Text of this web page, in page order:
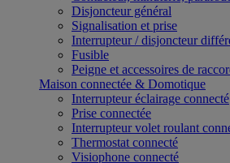
Disjoncteur général
Signalisation et prise
Interrupteur / disjoncteur
Fusible
Peigne et accessoires de
Maison connectée & Domotique
Interrupteur éclairage connecté
Prise connectée
Interrupteur volet roulant
Thermostat connecté
Visiophone connecté